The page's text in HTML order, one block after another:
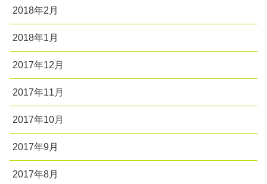
2018年2月
2018年1月
2017年12月
2017年11月
2017年10月
2017年9月
2017年8月